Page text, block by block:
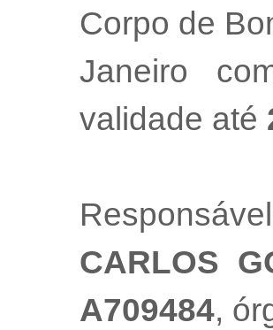
Corpo de
Janeiro
validade até
CARLOS
A709484,